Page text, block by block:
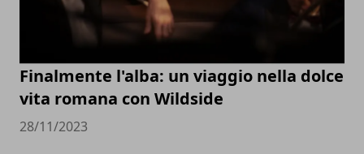
Finalmente l'alba: un viaggio nella dolce
vita romana con Wildside
28/11/2023